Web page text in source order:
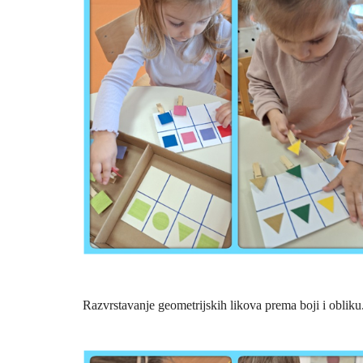
Razvrstavanje geometrijskih likova prema boji i